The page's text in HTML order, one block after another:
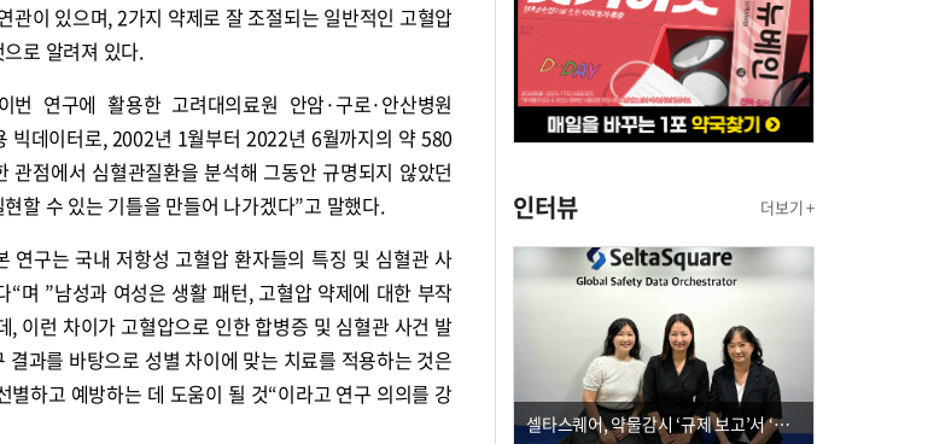
이 있으며, 2가지 약제로 잘 조절되는 일반적인 고혈압
로 알려져 있다.
번 연구에 활용한 고려대의료원 안암·구로·안산병원
빅데이터로, 2002년 1월부터 2022년 6월까지의 약 580
점에서 심혈관질환을 분석해 그동안 규명되지 않았던
할 수 있는 기틀을 만들어 나가겠다”고 말했다.
연구는 국내 저항성 고혈압 환자들의 특징 및 심혈관 사
며 ”남성과 여성은 생활 패턴, 고혈압 약제에 대한 부작
이런 차이가 고혈압으로 인한 합병증 및 심혈관 사건 발
과를 바탕으로 성별 차이에 맞는 치료를 적용하는 것은
하고 예방하는 데 도움이 될 것“이라고 연구 의의를 강
인터뷰 더보기 +
셀타스퀘어, 약물감시 ‘규제 보고’서 ‘데이터 의사결정’으로 "PVX 전환 요구 커진다"